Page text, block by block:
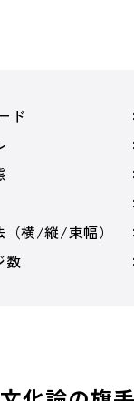
ド
（横/縦/束幅）
数